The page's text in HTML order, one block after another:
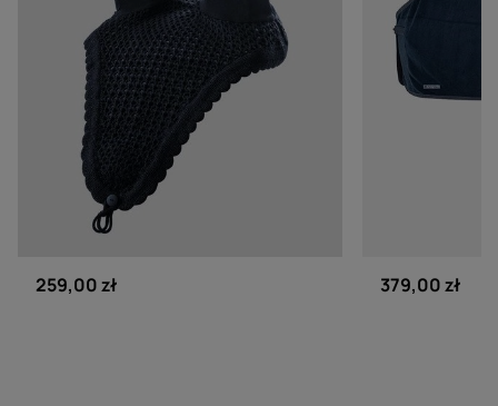
EQUILINE
Długie nauszniki Equiline Loop -
259,00 zł
379,00 zł